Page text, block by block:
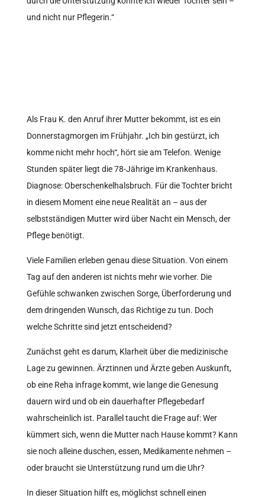
und nicht nur Pflegerin.“
Als Frau K. den Anruf ihrer Mutter bekommt, ist es ein
Donnerstagmorgen im Frühjahr. „Ich bin gestürzt, ich
komme nicht mehr hoch“, hört sie am Telefon. Wenige
Stunden später liegt die 78-Jährige im Krankenhaus.
Diagnose: Oberschenkelhalsbruch. Für die Tochter bricht
in diesem Moment eine neue Realität an – aus der
selbstständigen Mutter wird über Nacht ein Mensch, der
Pflege benötigt.
Viele Familien erleben genau diese Situation. Von einem
Tag auf den anderen ist nichts mehr wie vorher. Die
Gefühle schwanken zwischen Sorge, Überforderung und
dem dringenden Wunsch, das Richtige zu tun. Doch
welche Schritte sind jetzt entscheidend?
Zunächst geht es darum, Klarheit über die medizinische
Lage zu gewinnen. Ärztinnen und Ärzte geben Auskunft,
ob eine Reha infrage kommt, wie lange die Genesung
dauern wird und ob ein dauerhafter Pflegebedarf
wahrscheinlich ist. Parallel taucht die Frage auf: Wer
kümmert sich, wenn die Mutter nach Hause kommt? Kann
sie noch alleine duschen, essen, Medikamente nehmen –
oder braucht sie Unterstützung rund um die Uhr?
In dieser Situation hilft es, möglichst schnell einen